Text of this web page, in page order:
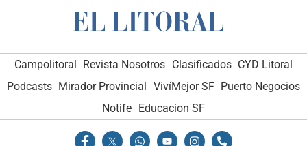
Campolitoral Revista Nosotros Clasificados CYD Litoral
Podcasts Mirador Provincial VivíMejor SF Puerto Negocios
Notife Educacion SF